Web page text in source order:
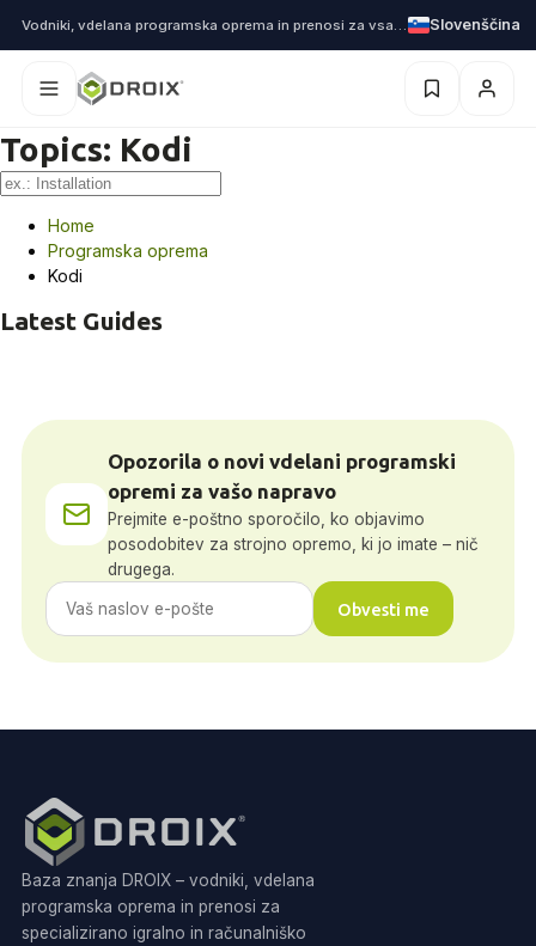
Slovenščina
Topics: Kodi
Home
Programska oprema
Kodi
Latest Guides
Opozorila o novi vdelani programski
opremi za vašo napravo
Prejmite e-poštno sporočilo, ko objavimo
posodobitev za strojno opremo, ki jo imate – nič
drugega.
Obvesti me
Baza znanja DROIX – vodniki, vdelana
programska oprema in prenosi za
specializirano igralno in računalniško